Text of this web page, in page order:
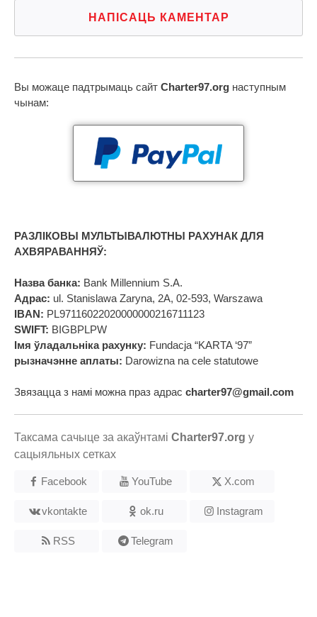
НАПІСАЦЬ КАМЕНТАР
Вы можаце падтрымаць сайт Charter97.org наступным
чынам:
РАЗЛІКОВЫ МУЛЬТЫВАЛЮТНЫ РАХУНАК ДЛЯ
АХВЯРАВАННЯЎ:
Назва банка: Bank Millennium S.A.
Адрас: ul. Stanislawa Zaryna, 2A, 02-593, Warszawa
IBAN: PL97116022020000000216711123
SWIFT: BIGBPLPW
Імя ўладальніка рахунку: Fundacja “KARTA ‘97”
рызначэнне аплаты: Darowizna na cele statutowe
Звязацца з намі можна праз адрас charter97@gmail.com
Таксама сачыце за акаўнтамі Charter97.org у
сацыяльных сетках
Facebook YouTube X.com
vkontakte ok.ru Instagram
RSS Telegram